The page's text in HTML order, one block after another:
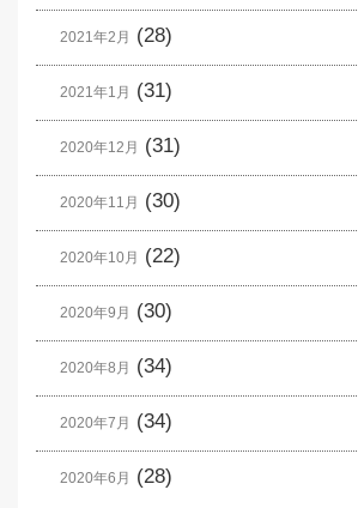
2021年2月 (28)
2021年1月 (31)
2020年12月 (31)
2020年11月 (30)
2020年10月 (22)
2020年9月 (30)
2020年8月 (34)
2020年7月 (34)
2020年6月 (28)